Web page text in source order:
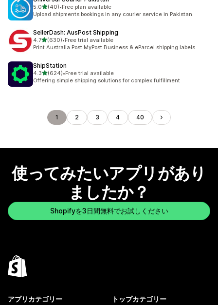
5.05つ星中
(40)
合計レビュー数：40件
•Free plan available
Upload shipments bookings in any courier service in Pakistan.
SellerDash: AusPost Shipping
4.75つ星中
(630)
合計レビュー数：630件
•Free trial available
Print Australia Post MyPost Business & eParcel shipping labels
ShipStation
4.35つ星中
(624)
合計レビュー数：624件
•Free trial available
Offering simple shipping solutions for complex fulfillment
1 2 3 4 40
使ってみたいアプリがあり
ましたか？
Shopifyを3日間無料でお試しください
アプリカテゴリー トップカテゴリー